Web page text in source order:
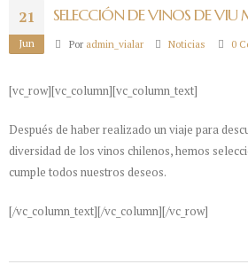
21
Jun
SELECCIÓN DE VINOS DE
Por admin_vialar Noticias 0
[vc_row][vc_column][vc_column_text]
Después de haber realizado un viaje para
diversidad de los vinos chilenos, hemos
cumple todos nuestros deseos.
[/vc_column_text][/vc_column][/vc_row]